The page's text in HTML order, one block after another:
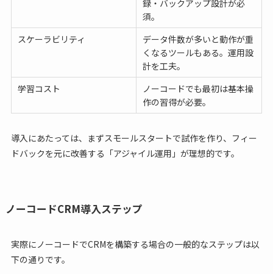
録・バックアップ設計が必
須。
スケーラビリティ
データ件数が多いと動作が重
くなるツールもある。運用設
計を工夫。
学習コスト
ノーコードでも最初は基本操
作の習得が必要。
導入にあたっては、まずスモールスタートで試作を作り、フィー
ドバックを元に改善する「アジャイル運用」が理想的です。
ノーコードCRM導入ステップ
実際にノーコードでCRMを構築する場合の一般的なステップは以
下の通りです。